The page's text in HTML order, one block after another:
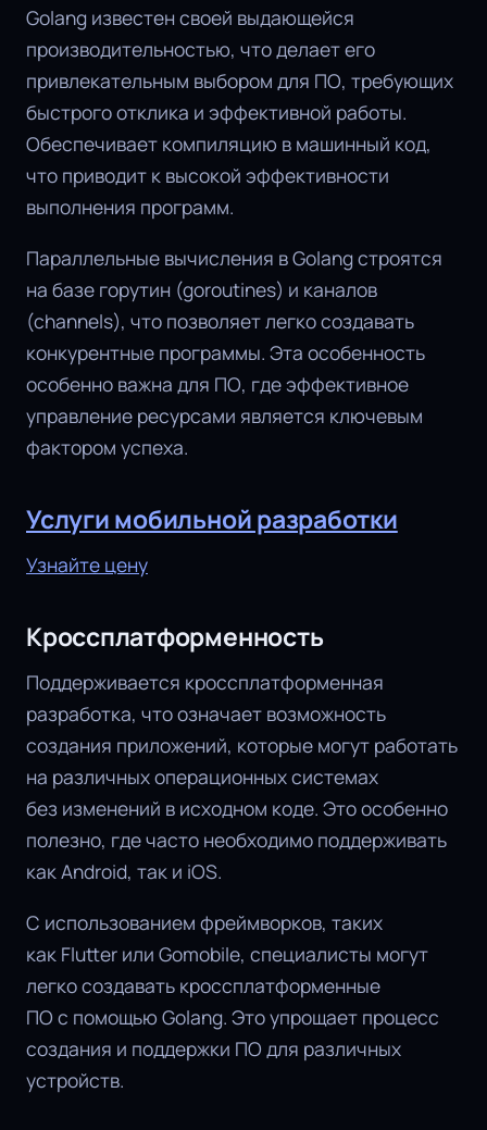
Golang известен своей выдающейся
производительностью, что делает его
привлекательным выбором для ПО, требующих
быстрого отклика и эффективной работы.
Обеспечивает компиляцию в машинный код,
что приводит к высокой эффективности
выполнения программ.
Параллельные вычисления в Golang строятся
на базе горутин (goroutines) и каналов
(channels), что позволяет легко создавать
конкурентные программы. Эта особенность
особенно важна для ПО, где эффективное
управление ресурсами является ключевым
фактором успеха.
Услуги мобильной разработки
Узнайте цену
Кроссплатформенность
Поддерживается кроссплатформенная
разработка, что означает возможность
создания приложений, которые могут работать
на различных операционных системах
без изменений в исходном коде. Это особенно
полезно, где часто необходимо поддерживать
как Android, так и iOS.
С использованием фреймворков, таких
как Flutter или Gomobile, специалисты могут
легко создавать кроссплатформенные
ПО с помощью Golang. Это упрощает процесс
создания и поддержки ПО для различных
устройств.